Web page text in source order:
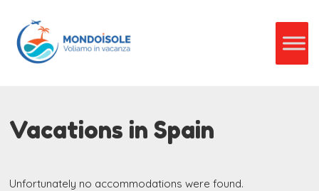
Vacations in Spain
Unfortunately no accommodations were found.